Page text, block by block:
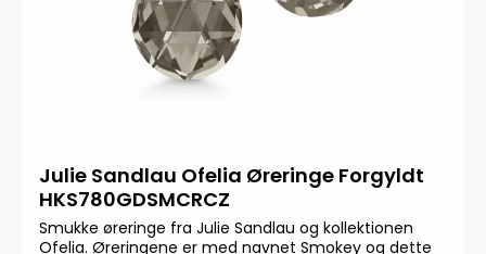
Julie Sandlau Ofelia Øreringe Forgyldt
HKS780GDSMCRCZ
Smukke øreringe fra Julie Sandlau og kollektionen
Ofelia. Øreringene er med navnet Smokey og dette